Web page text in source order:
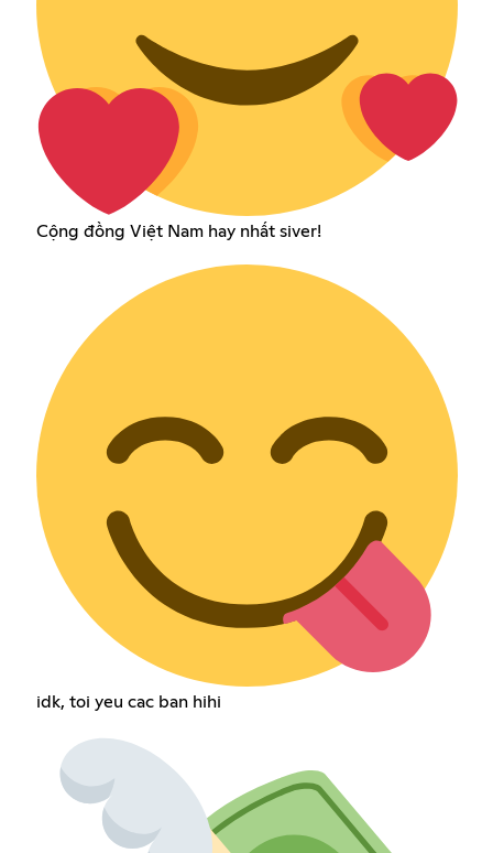
Cộng đồng Việt Nam hay nhất siver!
idk, toi yeu cac ban hihi